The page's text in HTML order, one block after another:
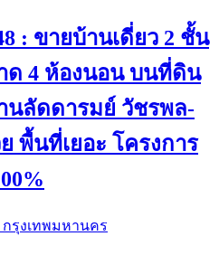
: ขายบ้านเดี่ยว 2 ชั้น
ด 4 ห้องนอน บนที่ดิน
นลัดดารมย์ วัชรพล-
พื้นที่เยอะ โครงการ
รุงเทพมหานคร